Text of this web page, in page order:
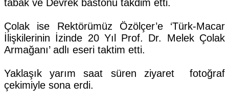
tabak ve Devrek bastonu takdim etti.
Çolak ise Rektörümüz Özölçer’e ‘Türk-Macar
İlişkilerinin İzinde 20 Yıl Prof. Dr. Melek Çolak
Armağanı’ adlı eseri taktim etti.
Yaklaşık yarım saat süren ziyaret fotoğraf
çekimiyle sona erdi.